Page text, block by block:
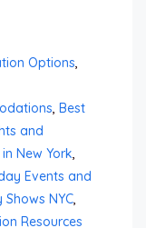
Options,
, Best
and
New York,
Events and
NYC,
Resources